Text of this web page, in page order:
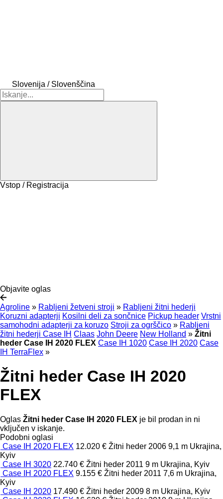
Slovenija / Slovenščina
Vstop / Registracija
Objavite oglas
Agroline » Rabljeni žetveni stroji » Rabljeni žitni hederji
Koruzni adapterji Kosilni deli za sončnice Pickup header Vrstni
samohodni adapterji za koruzo Stroji za ogrščico » Rabljeni
žitni hederji Case IH Claas John Deere New Holland » Žitni
heder Case IH 2020 FLEX Case IH 1020 Case IH 2020 Case
IH TerraFlex »
Žitni heder Case IH 2020
FLEX
Oglas Žitni heder Case IH 2020 FLEX je bil prodan in ni
vključen v iskanje.
Podobni oglasi
Case IH 2020 FLEX 12.020 € Žitni heder 2006 9,1 m Ukrajina,
Kyiv
Case IH 3020 22.740 € Žitni heder 2011 9 m Ukrajina, Kyiv
Case IH 2020 FLEX 9.155 € Žitni heder 2011 7,6 m Ukrajina,
Kyiv
Case IH 2020 17.490 € Žitni heder 2009 8 m Ukrajina, Kyiv